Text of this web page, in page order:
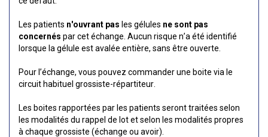
Les patients n'ouvrant pas les gélules ne sont pas
concernés par cet échange. Aucun risque n’a été identifié
lorsque la gélule est avalée entière, sans être ouverte.
Pour l’échange, vous pouvez commander une boite via le
circuit habituel grossiste-répartiteur.
Les boites rapportées par les patients seront traitées selon
les modalités du rappel de lot et selon les modalités propres
à chaque grossiste (échange ou avoir).